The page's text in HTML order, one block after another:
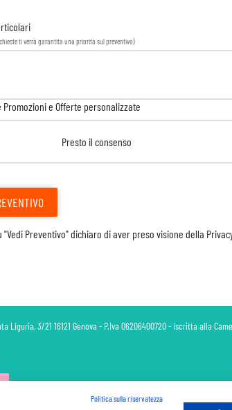
ti verrà garantita una priorità sul preventivo)
e Offerte personalizzate
Presto il consenso
"Vedi Preventivo" dichiaro di aver preso visione della
3/21 16121 Genova - P.Iva 06206400720 - Iscritta alla
Politica sulla riservatezza